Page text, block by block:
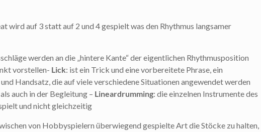
wird auf 3 statt auf 2 und 4 gespielt was den Rhythmus langsamer
werden an die „hintere Kante“ der eigentlichen Rhythmusposition
vorstellen- Lick: ist ein Trick und eine vorbereitete Phrase, ein
Handsatz, die auf viele verschiedene Situationen angewendet werden
auch in der Begleitung – Lineardrumming: die einzelnen Instrumente des
und nicht gleichzeitig
von Hobbyspielern überwiegend gespielte Art die Stöcke zu halten,